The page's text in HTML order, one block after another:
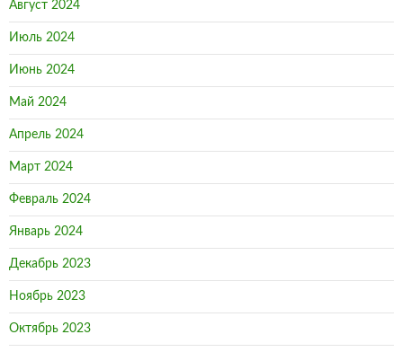
Август 2024
Июль 2024
Июнь 2024
Май 2024
Апрель 2024
Март 2024
Февраль 2024
Январь 2024
Декабрь 2023
Ноябрь 2023
Октябрь 2023